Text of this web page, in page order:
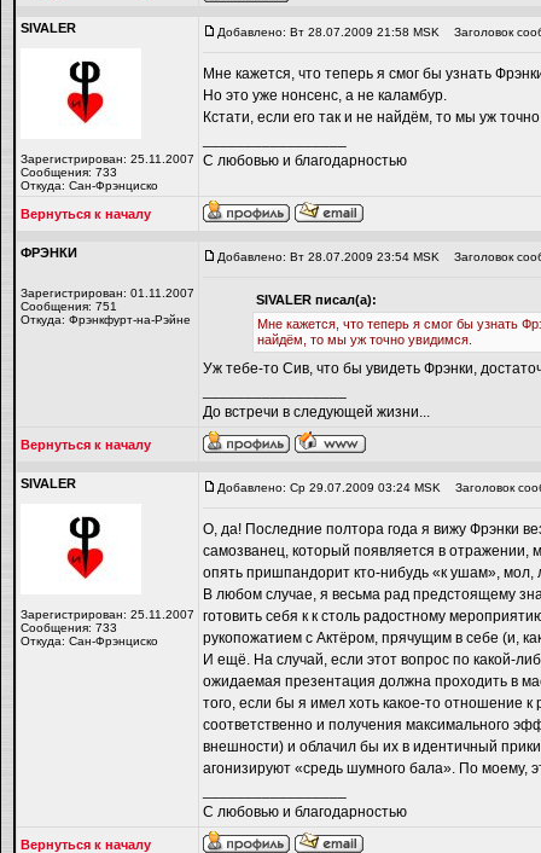
SIVALER
Зарегистрирован: 25.11.2007
Сообщения: 733
Откуда: Сан-Фрэнциско
Добавлено: Вт 28.07.2009 21:58 MSK Заголовок
Мне кажется, что теперь я смог бы узнать
Но это уже нонсенс, а не каламбур.
Кстати, если его так и не найдём, то мы уж
С любовью и благодарностью
Вернуться к началу
ФРЭНКИ
Зарегистрирован: 01.11.2007
Сообщения: 751
Откуда: Фрэнкфурт-на-Рэйне
Добавлено: Вт 28.07.2009 23:54 MSK Заголовок
SIVALER писал(а):
Мне кажется, что теперь я смог бы узнать
найдём, то мы уж точно увидимся.
Уж тебе-то Сив, что бы увидеть Фрэнки,
До встречи в следующей жизни...
Вернуться к началу
SIVALER
Зарегистрирован: 25.11.2007
Сообщения: 733
Откуда: Сан-Фрэнциско
Добавлено: Ср 29.07.2009 03:24 MSK Заголовок
О, да! Последние полтора года я вижу Фрэнки
самозванец, который появляется в отражении,
опять пришпандорит кто-нибудь «к ушам»,
В любом случае, я весьма рад предстоящему
готовить себя к к столь радостному
рукопожатием с Актёром, прячущим в себе (и,
И ещё. На случай, если этот вопрос по какой-
ожидаемая презентация должна проходить в
того, если бы я имел хоть какое-то отношение
соответственно и получения максимального
внешности) и облачил бы их в идентичный
агонизируют «средь шумного бала». По моему,
С любовью и благодарностью
Вернуться к началу